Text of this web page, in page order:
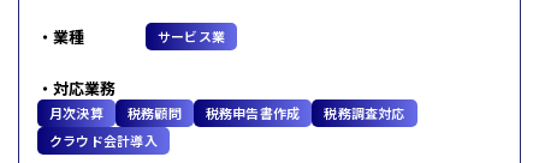
業種 サービス業
対応業務
月次決算 税務顧問 税務申告書作成
税務調査対応
クラウド会計導入